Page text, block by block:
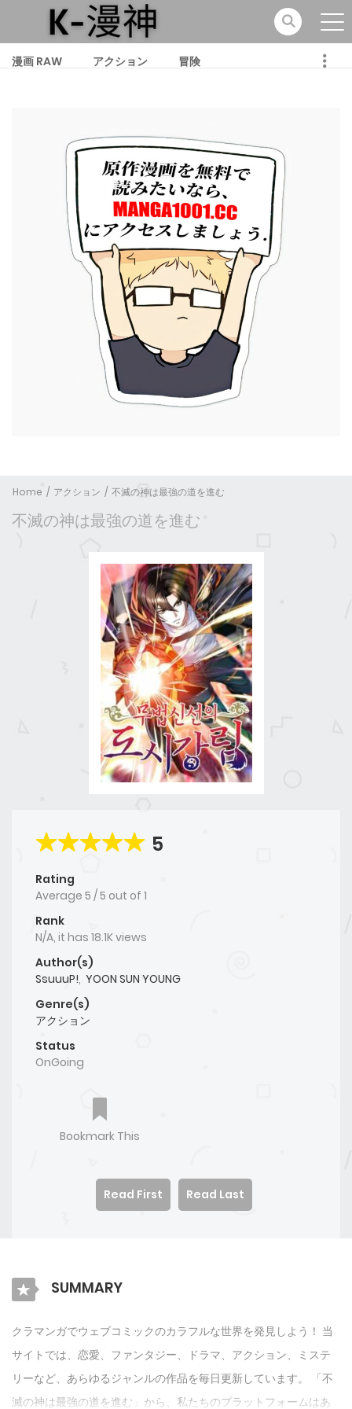
漫画 RAW アクション 冒険
Home アクション 不滅の神は最強の道を進む
不滅の神は最強の道を進む
5
Rating
Average 5 /5 out of 1
Rank
N/A, it has 18.1K views
Author(s)
SsuuuP!, YOON SUN YOUNG
Genre(s)
アクション
Status
OnGoing
Bookmark This
Read First Read Last
SUMMARY
クラマンガでウェブコミックのカラフルな世界を発見しよう！ 当
サイトでは、恋愛、ファンタジー、ドラマ、アクション、ミステ
リーなど、あらゆるジャンルの作品を毎日更新しています。 「不
滅の神は最強の道を進む」から、私たちのプラットフォームはあ